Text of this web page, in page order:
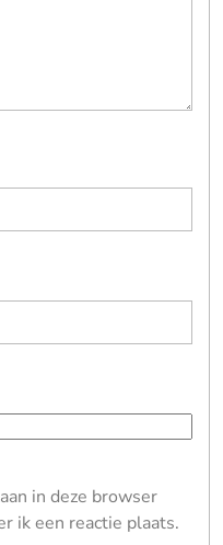
in deze browser
ik een reactie plaats.